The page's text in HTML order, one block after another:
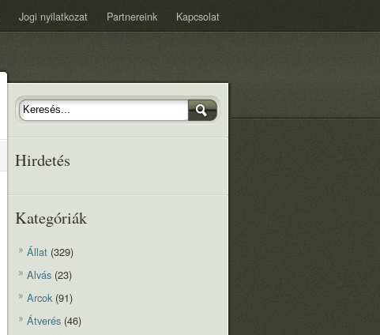
Jogi nyilatkozat Partnereink Kapcsolat
Hirdetés
Kategóriák
Állat (329)
Alvás (23)
Arcok(91)
Átverés (46)